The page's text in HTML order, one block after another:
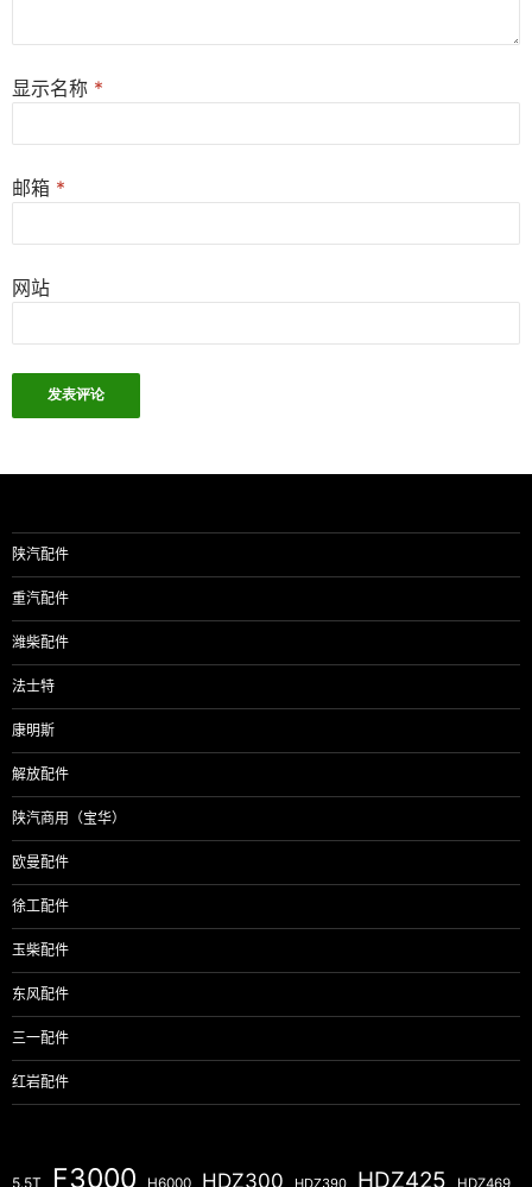
显示名称 *
邮箱 *
网站
陕汽配件
重汽配件
潍柴配件
法士特
康明斯
解放配件
陕汽商用（宝华）
欧曼配件
徐工配件
玉柴配件
东风配件
三一配件
红岩配件
5.5T F3000 H6000 HDZ300 HDZ390 HDZ425 HDZ469